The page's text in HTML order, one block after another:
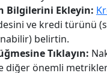
Bilgilerini Ekleyin:
ve kredi türünü
belirtin.
Tıklayın:
diğer önemli